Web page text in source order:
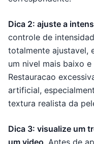
Dica 2: ajuste a
controle de
totalmente ajustavel,
um nivel mais baixo
Restauracao
artificial,
textura realista da
Dica 3: visualize um
um video . Antes de